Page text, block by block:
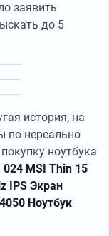
заявить
до 5
история, на
по нереально
ноутбука
024 MSI Thin 15
IPS Экран
Ноутбук